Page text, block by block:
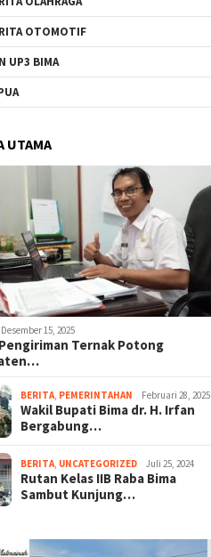
OTOMOTIF
UP3 BIMA
UTAMA
Desember 15, 2025
Ternak Potong
BERITA PEMERINTAHAN Februari 28, 2025
Wakil Bupati Bima dr. H. Irfan
Bergabung…
BERITA UNCATEGORIZED Juli 25, 2024
Rutan Kelas IIB Raba Bima
Sambut Kunjung…